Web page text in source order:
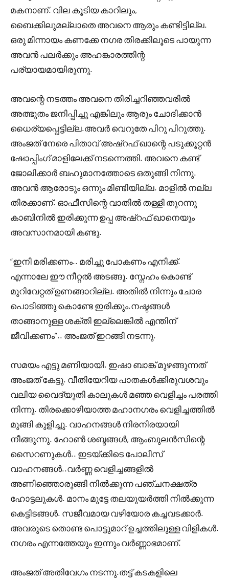
മകനാണ്. വില കൂടിയ കാറിലും,
ബൈക്കിലുമല്ലാതെ അവനെ ആരും കണ്ടിട്ടില്ല.
ഒരു മിന്നായം കണക്കേ നഗര തിരക്കിലൂടെ പായുന്ന
അവൻ പലർക്കും അഹങ്കാരത്തിന്റ
പര്യായമായിരുന്നു.
അവന്റെ നടത്തം അവനെ തിരിച്ചറിഞ്ഞവരിൽ
അത്ഭുതം ജനിപ്പിച്ചു എങ്കിലും ആരും ചോദിക്കാൻ
ധൈര്യപ്പെട്ടില്ല.അവർ വെറുതേ പിറു പിറുത്തു.
അംജത് നേരെ പിതാവ് അഷ്‌റഫ്‌ ഖാന്റെ പടുക്കൂറ്റൻ
ഷോപ്പിംഗ് മാളിലേക്ക് നടന്നെത്തി. അവനെ കണ്ട്
ജോലിക്കാർ ബഹുമാനത്തോടെ ഒതുങ്ങി നിന്നു.
അവൻ ആരോടും ഒന്നും മിണ്ടിയില്ല. മാളിൽ നല്ല
തിരക്കാണ്. ഓഫീസിന്റെ വാതിൽ തള്ളി തുറന്നു
കാബിനിൽ ഇരിക്കുന്ന ഉപ്പ അഷ്‌റഫ്‌ ഖാനെയും
അവസാനമായി കണ്ടു.
“ഇനി മരിക്കണം.. മരിച്ചു പോകണം എനിക്ക്.
എന്നാലേ ഈ നീറ്റൽ അടങ്ങൂ. സ്നേഹം കൊണ്ട്
മുറിവേറ്റത് ഉണങ്ങാറില്ല. അതിൽ നിന്നും ചോര
പൊടിഞ്ഞു കൊണ്ടേ ഇരിക്കും.നഷ്ടങ്ങൾ
താങ്ങാനുള്ള ശക്തി ഇല്ലെങ്കിൽ എന്തിന്
ജീവിക്കണം”.. അംജത് ഇറങ്ങി നടന്നു.
സമയം എട്ടു മണിയായി. ഇഷാ ബാങ്ക് മുഴങ്ങുന്നത്
അംജത് കേട്ടു. വീതിയേറിയ പാതകൾക്കിരുവശവും
വലിയ വൈദ്യുതി കാലുകൾ മഞ്ഞ വെളിച്ചം പരത്തി
നിന്നു. തിരക്കൊഴിയാത്ത മഹാനഗരം വെളിച്ചത്തിൽ
മുങ്ങി കുളിച്ചു. വാഹനങ്ങൾ നിരനിരയായി
നീങ്ങുന്നു. ഹോൺ ശബ്ദങ്ങൾ, ആംബുലൻസിന്റെ
സൈറണുകൾ.. ഇടയ്ക്കിടെ പോലീസ്
വാഹനങ്ങൾ..വർണ്ണ വെളിച്ചങ്ങളിൽ
അണിഞ്ഞൊരുങ്ങി നിൽക്കുന്ന പഞ്ചനക്ഷത്ര
ഹോട്ടലുകൾ. മാനം മുട്ടേ തലയുയർത്തി നിൽക്കുന്ന
കെട്ടിടങ്ങൾ. സജീവമായ വഴിയോര കച്ചവടക്കാർ.
അവരുടെ തൊണ്ട പൊട്ടുമാറ് ഉച്ചത്തിലുള്ള വിളികൾ.
നഗരം എന്നത്തേയും ഇന്നും വർണ്ണാഭമാണ്.
അംജത് അതിവേഗം നടന്നു.തട്ട് കടകളിലെ